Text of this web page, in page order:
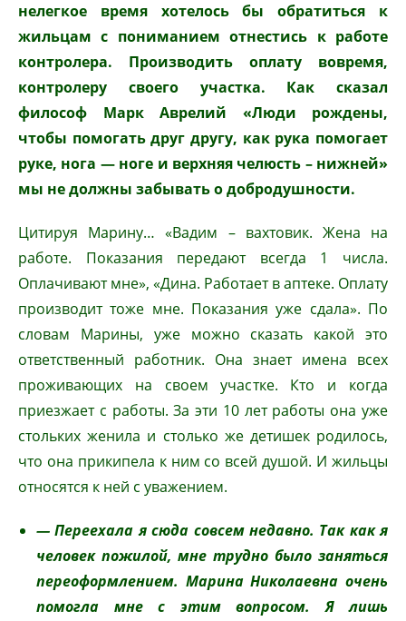
нелегкое время хотелось бы обратиться к
жильцам с пониманием отнестись к работе
контролера. Производить оплату вовремя,
контролеру своего участка. Как сказал
философ Марк Аврелий «Люди рождены,
чтобы помогать друг другу, как рука помогает
руке, нога — ноге и верхняя челюсть – нижней»
мы не должны забывать о добродушности.
Цитируя Марину… «Вадим – вахтовик. Жена на
работе. Показания передают всегда 1 числа.
Оплачивают мне», «Дина. Работает в аптеке. Оплату
производит тоже мне. Показания уже сдала». По
словам Марины, уже можно сказать какой это
ответственный работник. Она знает имена всех
проживающих на своем участке. Кто и когда
приезжает с работы. За эти 10 лет работы она уже
стольких женила и столько же детишек родилось,
что она прикипела к ним со всей душой. И жильцы
относятся к ней с уважением.
— Переехала я сюда совсем недавно. Так как я
человек пожилой, мне трудно было заняться
переоформлением. Марина Николаевна очень
помогла мне с этим вопросом. Я лишь